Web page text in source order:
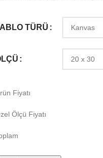
TÜRÜ
Fiyatı
Ölçü Fiyatı